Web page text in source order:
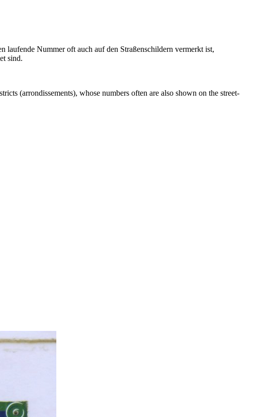
laufende Nummer oft auch auf den Straßenschildern vermerkt ist,
sind.
(arrondissements), whose numbers often are also shown on the street-